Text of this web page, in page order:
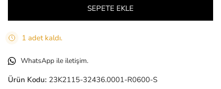
SEPETE EKLE
1 adet kaldı.
WhatsApp ile iletişim.
Ürün Kodu: 23K2115-32436.0001-R0600-S